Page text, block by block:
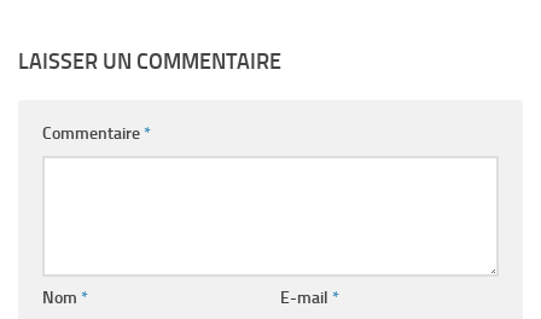
LAISSER UN COMMENTAIRE
Commentaire*
Nom * E-mail *